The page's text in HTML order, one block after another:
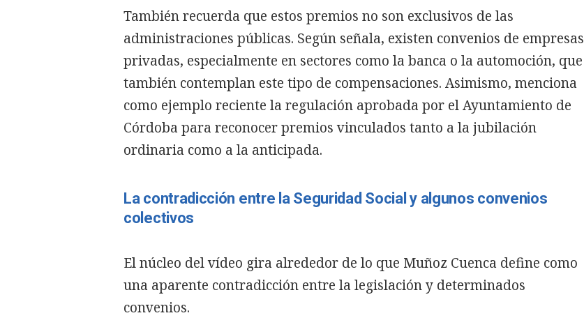
También recuerda que estos premios no son exclusivos de las
administraciones públicas. Según señala, existen convenios de empresas
privadas, especialmente en sectores como la banca o la automoción, que
también contemplan este tipo de compensaciones. Asimismo, menciona
como ejemplo reciente la regulación aprobada por el Ayuntamiento de
Córdoba para reconocer premios vinculados tanto a la jubilación
ordinaria como a la anticipada.
La contradicción entre la Seguridad Social y algunos convenios
colectivos
El núcleo del vídeo gira alrededor de lo que Muñoz Cuenca define como
una aparente contradicción entre la legislación y determinados
convenios.